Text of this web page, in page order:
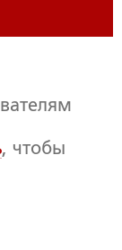
, чтобы